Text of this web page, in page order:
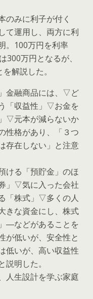
みに利子が付く
て運用し、両方に利
。100万円を利率
300万円となるが、
解説した。
金融商品には、▽ど
「収益性」▽お金を
▽元本が減らないか
性格があり、「３つ
存在しない」と注意
ける「預貯金」のほ
」▽気に入った会社
「株式」▽多くの人
きな資金にし、株式
―などがあることを
が低いが、安全性と
低いが、高い収益性
明した。
人生設計を学ぶ家庭